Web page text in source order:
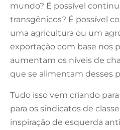
mundo? É possível
transgênicos? É possível
uma agricultura ou um
exportação com base nos
aumentam os níveis de
que se alimentam desses
Tudo isso vem criando
para os sindicatos de
inspiração de esquerda